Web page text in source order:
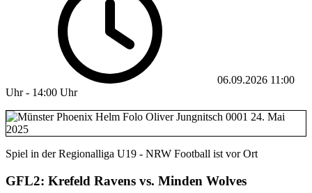
06.09.2026 11:00
Uhr - 14:00 Uhr
Spiel in der Regionalliga U19 - NRW Football ist vor Ort
GFL2: Krefeld Ravens vs. Minden Wolves